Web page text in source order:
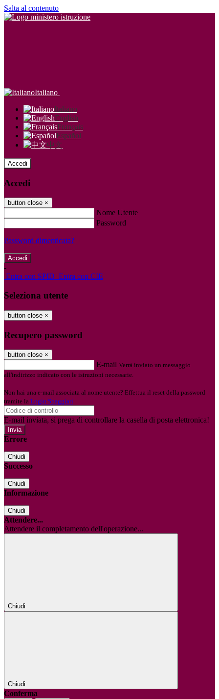
Salta al contenuto
Italiano
Italiano
English
Français
Español
中文
Accedi
Accedi
button close ×
Nome Utente
Password
Password dimenticata?
-
Entra con SPID Entra con CIE
Seleziona utente
button close ×
Recupero password
button close ×
E-mail Verrà inviato un messaggio
all'indirizzo indicato con le istruzioni necessarie.
Non hai una e-mail associata al nome utente? Effettua il reset della password
tramite la Login Spaggiari
E-mail inviata, si prega di controllare la casella di posta elettronica!
Errore
Chiudi
Successo
Chiudi
Informazione
Chiudi
Attendere...
Attendere il completamento dell'operazione...
Chiudi
Chiudi
Conferma